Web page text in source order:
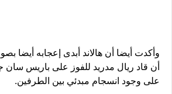
وأكدت أيضا أن هالاند أبدى إعجابه أيضا
أن قاد ريال مدريد للفوز على باريس سان
على وجود انسجام مبدئي بين الطرفين.